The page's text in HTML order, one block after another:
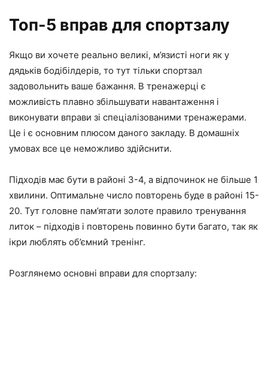
Топ-5 вправ для спортзалу
Якщо ви хочете реально великі, м’язисті ноги як у
дядьків бодібілдерів, то тут тільки спортзал
задовольнить ваше бажання. В тренажерці є
можливість плавно збільшувати навантаження і
виконувати вправи зі спеціалізованими тренажерами.
Це і є основним плюсом даного закладу. В домашніх
умовах все це неможливо здійснити.
Підходів має бути в районі 3-4, а відпочинок не більше 1
хвилини. Оптимальне число повторень буде в районі 15-
20. Тут головне пам’ятати золоте правило тренування
литок – підходів і повторень повинно бути багато, так як
ікри люблять об’ємний тренінг.
Розглянемо основні вправи для спортзалу: